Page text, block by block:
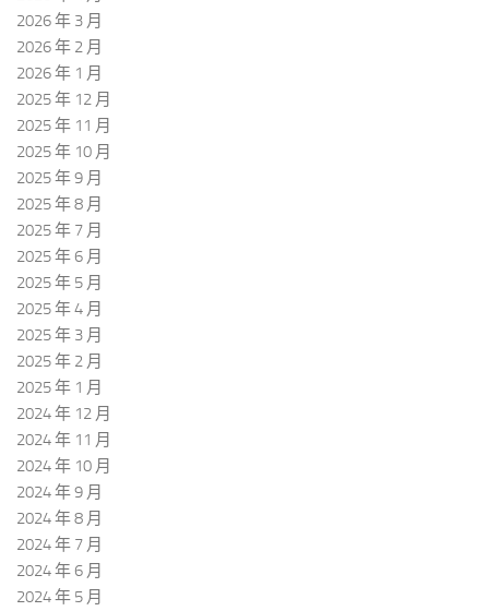
2026 年 3 月
2026 年 2 月
2026 年 1 月
2025 年 12 月
2025 年 11 月
2025 年 10 月
2025 年 9 月
2025 年 8 月
2025 年 7 月
2025 年 6 月
2025 年 5 月
2025 年 4 月
2025 年 3 月
2025 年 2 月
2025 年 1 月
2024 年 12 月
2024 年 11 月
2024 年 10 月
2024 年 9 月
2024 年 8 月
2024 年 7 月
2024 年 6 月
2024 年 5 月